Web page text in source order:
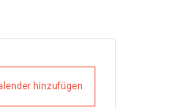
hinzufügen